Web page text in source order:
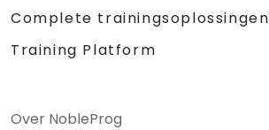
Complete trainingsoplossingen
Training Platform
Over NobleProg